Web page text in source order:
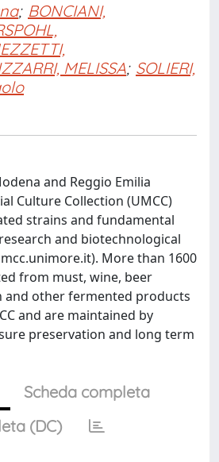
; BONCIANI,
MELISSA; SOLIERI,
and Reggio Emilia
Culture Collection (UMCC)
strains and fundamental
and biotechnological
More than 1600
from must, wine, beer
and other fermented products
and are maintained by
preservation and long term
Scheda completa
(DC)